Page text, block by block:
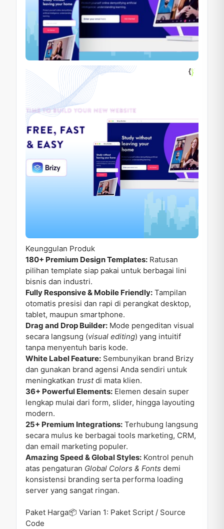
Keunggulan Produk
180+ Premium Design Templates: Ratusan
pilihan template siap pakai untuk berbagai lini
bisnis dan industri.
Fully Responsive & Mobile Friendly: Tampilan
otomatis presisi dan rapi di perangkat desktop,
tablet, maupun smartphone.
Drag and Drop Builder: Mode pengeditan visual
secara langsung (visual editing) yang intuitif
tanpa menyentuh baris kode.
White Label Feature: Sembunyikan brand Brizy
dan gunakan brand agensi Anda sendiri untuk
meningkatkan trustdi mata klien.
36+ Powerful Elements: Elemen desain super
lengkap mulai dari form, slider, hingga layouting
modern.
25+ Premium Integrations: Terhubung langsung
secara mulus ke berbagai tools marketing, CRM,
dan email marketing populer.
Amazing Speed & Global Styles: Kontrol penuh
atas pengaturan Global Colors & Fonts demi
konsistensi branding serta performa loading
server yang sangat ringan.
Paket Harga📦 Varian 1: Paket Script / Source
Code